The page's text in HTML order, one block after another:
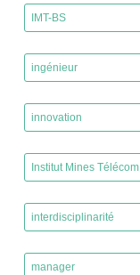
IMT-BS
ingénieur
innovation
Institut Mines Télécom
interdisciplinarité
manager